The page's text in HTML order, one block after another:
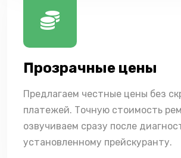
Прозрачные цены
Предлагаем честные цены без
платежей. Точную стоимость
озвучиваем сразу после
установленному прейскуранту.